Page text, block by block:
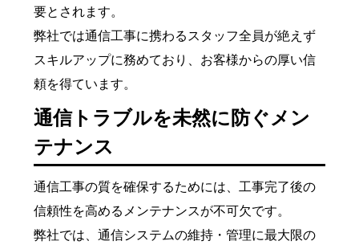
要とされます。
弊社では通信工事に携わるスタッフ全員が絶えず
スキルアップに務めており、お客様からの厚い信
頼を得ています。
通信トラブルを未然に防ぐメン
テナンス
通信工事の質を確保するためには、工事完了後の
信頼性を高めるメンテナンスが不可欠です。
弊社では、通信システムの維持・管理に最大限の